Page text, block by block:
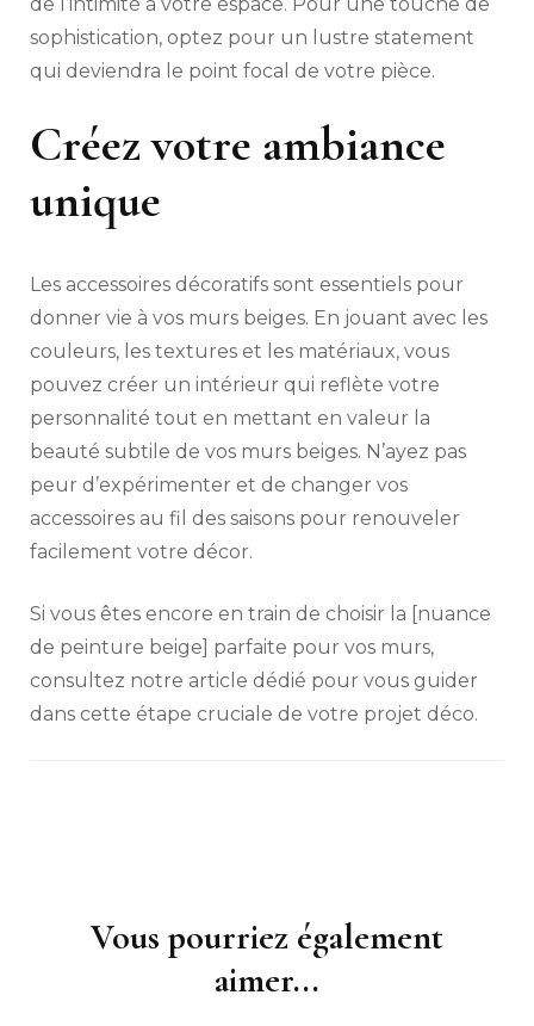
sophistication, optez pour un lustre statement
qui deviendra le point focal de votre pièce.
Créez votre ambiance
unique
Les accessoires décoratifs sont essentiels pour
donner vie à vos murs beiges. En jouant avec les
couleurs, les textures et les matériaux, vous
pouvez créer un intérieur qui reflète votre
personnalité tout en mettant en valeur la
beauté subtile de vos murs beiges. N’ayez pas
peur d’expérimenter et de changer vos
accessoires au fil des saisons pour renouveler
facilement votre décor.
Si vous êtes encore en train de choisir la [nuance
de peinture beige] parfaite pour vos murs,
consultez notre article dédié pour vous guider
dans cette étape cruciale de votre projet déco.
NavigationVous pourriez également
aimer...